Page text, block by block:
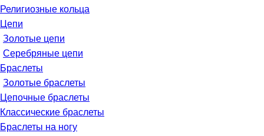
Религиозные кольца
Цепи
Золотые цепи
Серебряные цепи
Браслеты
Золотые браслеты
Цепочные браслеты
Классические браслеты
Браслеты на ногу